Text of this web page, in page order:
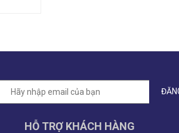
HỖ TRỢ KHÁCH HÀNG